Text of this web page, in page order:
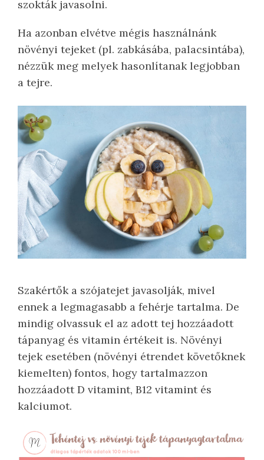
szokták javasolni.
Ha azonban elvétve mégis használnánk
növényi tejeket (pl. zabkásába, palacsintába),
nézzük meg melyek hasonlítanak legjobban
a tejre.
Szakértők a szójatejet javasolják, mivel
ennek a legmagasabb a fehérje tartalma. De
mindig olvassuk el az adott tej hozzáadott
tápanyag és vitamin értékeit is. Növényi
tejek esetében (növényi étrendet követőknek
kiemelten) fontos, hogy tartalmazzon
hozzáadott D vitamint, B12 vitamint és
kalciumot.